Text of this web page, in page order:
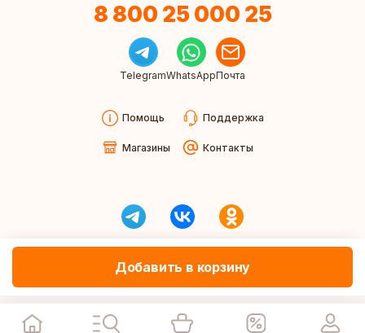
Добавить в корзину
8 800 25 000 25
TelegramWhatsAppПочта
Помощь Поддержка
Магазины Контакты